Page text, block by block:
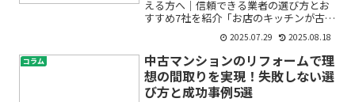
える方へ｜信頼できる業者の選び方とお
すすめ7社を紹介「お店のキッチンが古く
て使いにくい」「清潔感や動線を改善し
たい」「新規開業のタイミングで厨房を
一新したい」。そんな豊島区の飲食店オ
ーナー様も多いのではな...
2025.07.29 2025.08.18
コラム
中古マンションのリフォームで理
想の間取りを実現！失敗しない選
び方と成功事例5選